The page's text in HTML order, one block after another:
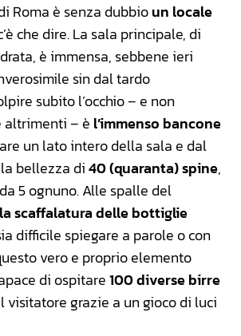
Roma è senza dubbioun locale
che dire. La sala principale, di
è immensa, sebbene ieri
sin dal tardo
subito l’occhio – e non
altrimenti – è l’immenso bancone
un lato intero della sala e dal
bellezza di40 (quaranta) spine,
5 ognuno. Alle spalle del
la scaffalatura delle bottiglie
difficile spiegare a parole o con
vero e proprio elemento
di ospitare100 diverse birre
visitatore grazie a un gioco di luci